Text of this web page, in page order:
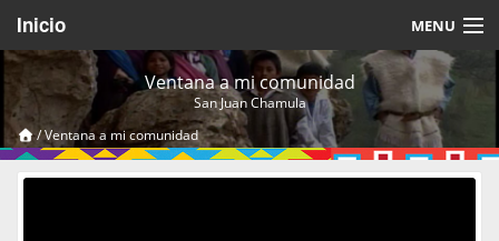
Inicio MENU
Acerca de
Videos Temáticos
Cerrar Sesión
Ventana a mi comunidad
San Juan Chamula
/Ventana a mi comunidad